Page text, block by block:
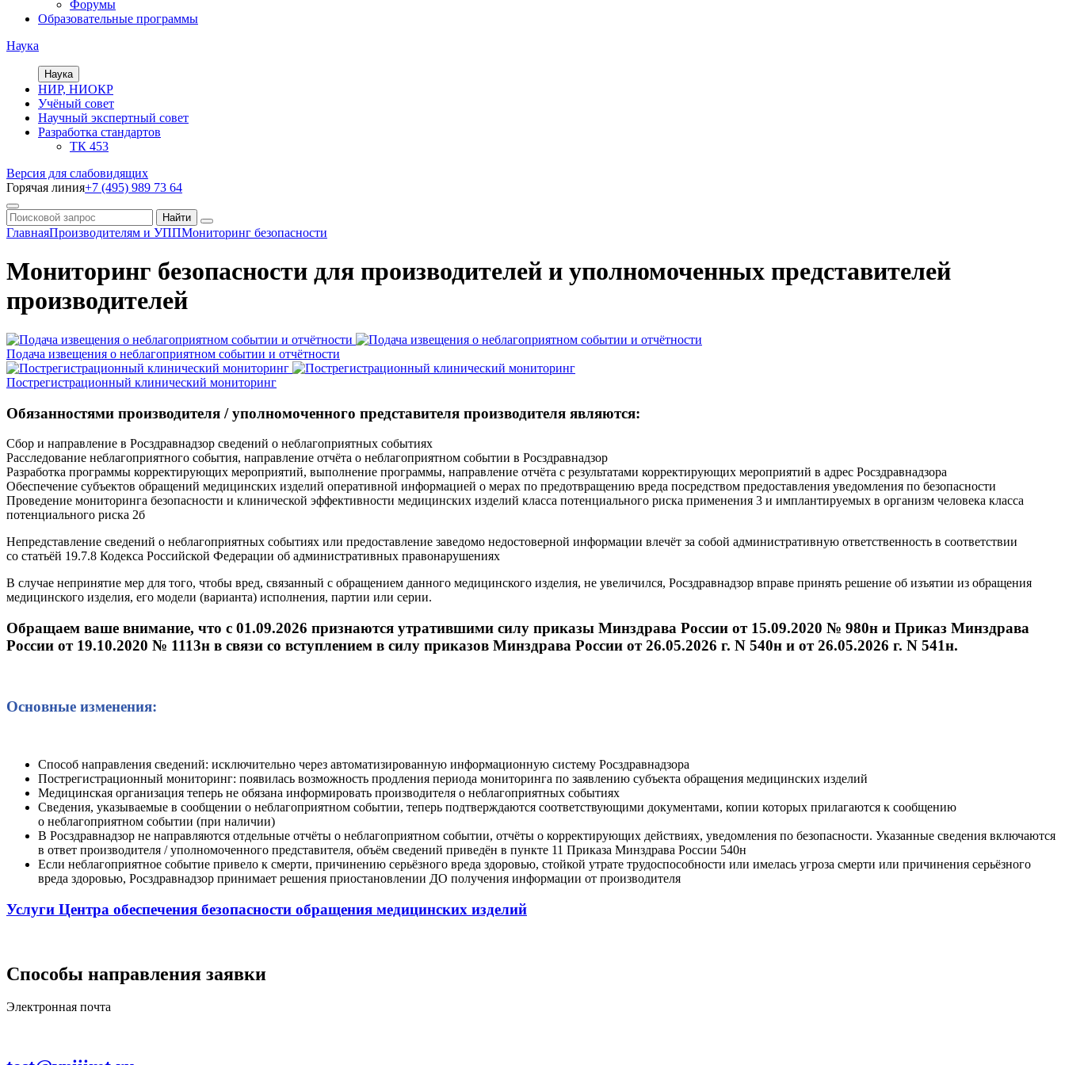
Форумы
Образовательные программы
Наука
Наука
НИР, НИОКР
Учёный совет
Научный экспертный совет
Разработка стандартов
ТК 453
Версия для слабовидящих
Горячая линия+7 (495) 989 73 64
ГлавнаяПроизводителям и УППМониторинг безопасности
Мониторинг безопасности для производителей и уполномоченных представителей
производителей
Подача извещения о неблагоприятном событии и отчётности
Пострегистрационный клинический мониторинг
Обязанностями производителя / уполномоченного представителя производителя являются:
Сбор и направление в Росздравнадзор сведений о неблагоприятных событиях
Расследование неблагоприятного события, направление отчёта о неблагоприятном событии в Росздравнадзор
Разработка программы корректирующих мероприятий, выполнение программы, направление отчёта с результатами корректирующих мероприятий в адрес Росздравнадзора
Обеспечение субъектов обращений медицинских изделий оперативной информацией о мерах по предотвращению вреда посредством предоставления уведомления по безопасности
Проведение мониторинга безопасности и клинической эффективности медицинских изделий класса потенциального риска применения 3 и имплантируемых в организм человека класса
потенциального риска 2б
Непредставление сведений о неблагоприятных событиях или предоставление заведомо недостоверной информации влечёт за собой административную ответственность в соответствии
со статьёй 19.7.8 Кодекса Российской Федерации об административных правонарушениях
В случае непринятие мер для того, чтобы вред, связанный с обращением данного медицинского изделия, не увеличился, Росздравнадзор вправе принять решение об изъятии из обращения
медицинского изделия, его модели (варианта) исполнения, партии или серии.
Обращаем ваше внимание, что с 01.09.2026 признаются утратившими силу приказы Минздрава России от 15.09.2020 № 980н и Приказ Минздрава
России от 19.10.2020 № 1113н в связи со вступлением в силу приказов Минздрава России от 26.05.2026 г. N 540н и от 26.05.2026 г. N 541н.
Основные изменения:
Способ направления сведений: исключительно через автоматизированную информационную систему Росздравнадзора
Пострегистрационный мониторинг: появилась возможность продления периода мониторинга по заявлению субъекта обращения медицинских изделий
Медицинская организация теперь не обязана информировать производителя о неблагоприятных событиях
Сведения, указываемые в сообщении о неблагоприятном событии, теперь подтверждаются соответствующими документами, копии которых прилагаются к сообщению
о неблагоприятном событии (при наличии)
В Росздравнадзор не направляются отдельные отчёты о неблагоприятном событии, отчёты о корректирующих действиях, уведомления по безопасности. Указанные сведения включаются
в ответ производителя / уполномоченного представителя, объём сведений приведён в пункте 11 Приказа Минздрава России 540н
Если неблагоприятное событие привело к смерти, причинению серьёзного вреда здоровью, стойкой утрате трудоспособности или имелась угроза смерти или причинения серьёзного
вреда здоровью, Росздравнадзор принимает решения приостановлении ДО получения информации от производителя
Услуги Центра обеспечения безопасности обращения медицинских изделий
Способы направления заявки
Электронная почта